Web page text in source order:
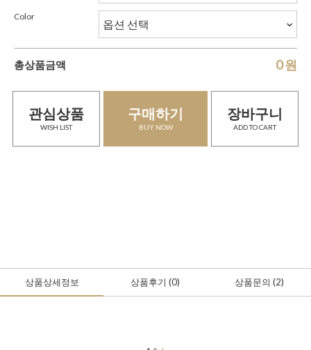
Color
총상품금액 0원
관심상품
WISH LIST
구매하기
BUY NOW
장바구니
ADD TO CART
상품상세정보 상품후기 (0) 상품문의 (2)